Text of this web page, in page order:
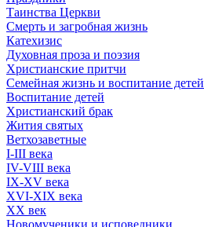
Таинства Церкви
Смерть и загробная жизнь
Катехизис
Духовная проза и поэзия
Христианские притчи
Семейная жизнь и воспитание детей
Воспитание детей
Христианский брак
Жития святых
Ветхозаветные
I-III века
IV-VIII века
IX-XV века
XVI-XIX века
XX век
Новомученики и исповедники